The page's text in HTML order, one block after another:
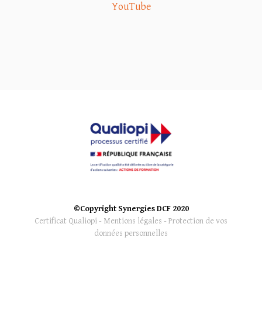
YouTube
©Copyright Synergies DCF 2020
Certificat Qualiopi- Mentions légales - Protection de vos
données personnelles